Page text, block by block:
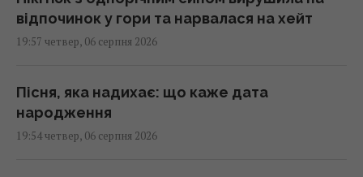
відпочинок у гори та нарвалася на хейт
19:57 четвер, 06 серпня 2026
Пісня, яка надихає: що каже дата
народження
19:54 четвер, 06 серпня 2026